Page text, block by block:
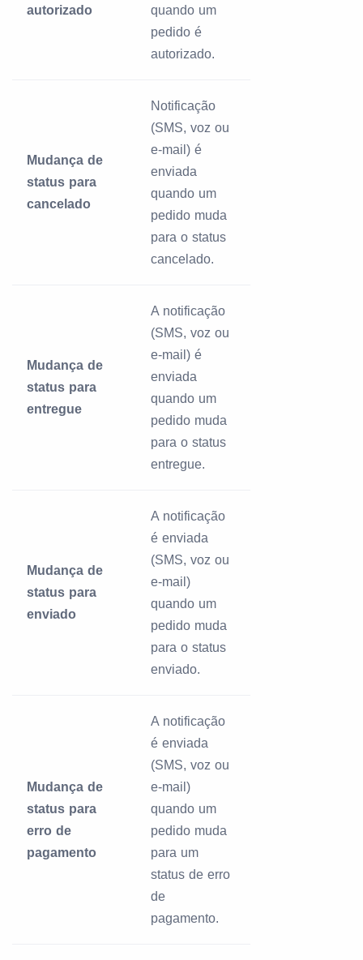
autorizado
quando um
pedido é
autorizado.
Mudança de
status para
cancelado
Notificação
(SMS, voz ou
e-mail) é
enviada
quando um
pedido muda
para o status
cancelado.
Mudança de
status para
entregue
A notificação
(SMS, voz ou
e-mail) é
enviada
quando um
pedido muda
para o status
entregue.
Mudança de
status para
enviado
A notificação
é enviada
(SMS, voz ou
e-mail)
quando um
pedido muda
para o status
enviado.
Mudança de
status para
erro de
pagamento
A notificação
é enviada
(SMS, voz ou
e-mail)
quando um
pedido muda
para um
status de erro
de
pagamento.